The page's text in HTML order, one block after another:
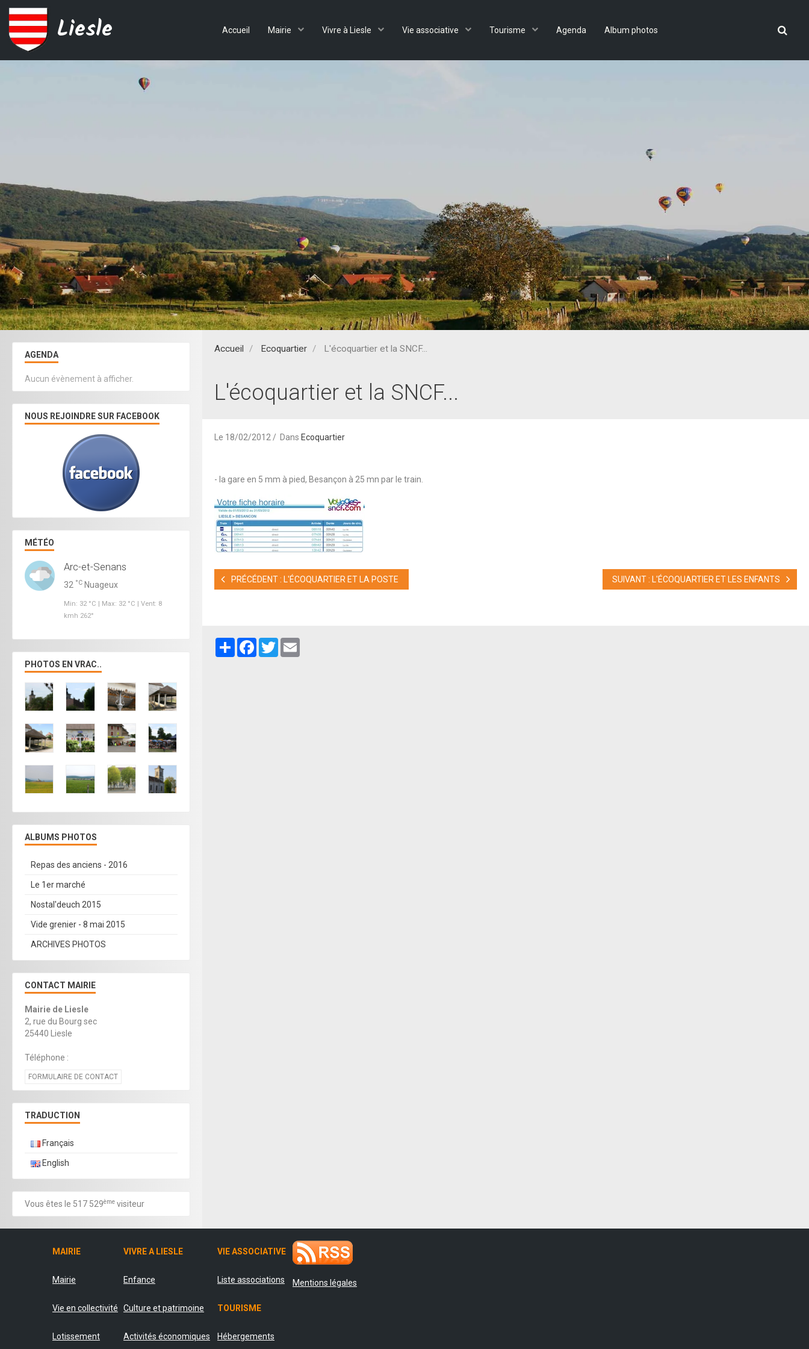
Liesle Accueil Mairie Vivre à Liesle Vie associative Tourisme Agenda Album photos
Accueil Ecoquartier L'écoquartier et la SNCF...
L'écoquartier et la SNCF...
Le 18/02/2012 Dans Ecoquartier
- la gare en 5 mm à pied, Besançon à 25 mn par le train.
PRÉCÉDENT : L'ÉCOQUARTIER ET LA POSTE SUIVANT : L'ÉCOQUARTIER ET LES ENFANTS
PartagerFacebook
Twitter
AGENDA
Aucun évènement à afficher.
NOUS REJOINDRE SUR FACEBOOK
MÉTÉO
Arc-et-Senans
32 °C Nuageux
Min: 32 °C | Max: 32 °C | Vent: 8
kmh 262°
PHOTOS EN VRAC..
ALBUMS PHOTOS
Repas des anciens - 2016
Le 1er marché
Nostal'deuch 2015
Vide grenier - 8 mai 2015
ARCHIVES PHOTOS
CONTACT MAIRIE
Mairie de Liesle
2, rue du Bourg sec
25440 Liesle
Téléphone :
FORMULAIRE DE CONTACT
TRADUCTION
Français
English
Vous êtes le 517 529ème visiteur
MAIRIE VIVRE A LIESLE VIE ASSOCIATIVE
Mairie Enfance Liste associations
Vie en collectivité Culture et patrimoine TOURISME
Lotissement Activités économiques Hébergements
Mentions légales